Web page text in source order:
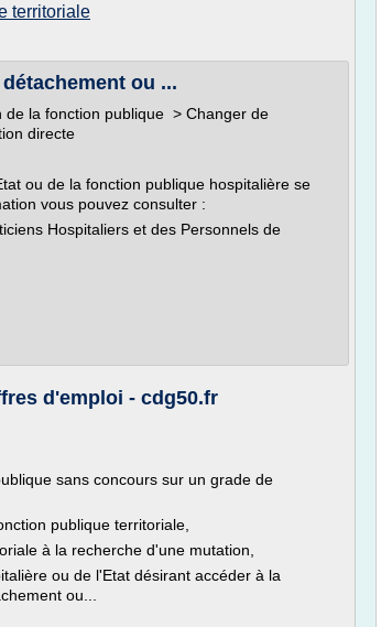
territoriale
ou ...
la fonction publique > Changer de
directe
ou de la fonction publique hospitalière se
vous pouvez consulter :
Hospitaliers et des Personnels de
d'emploi - cdg50.fr
sans concours sur un grade de
publique territoriale,
à la recherche d'une mutation,
ou de l'Etat désirant accéder à la
ou...